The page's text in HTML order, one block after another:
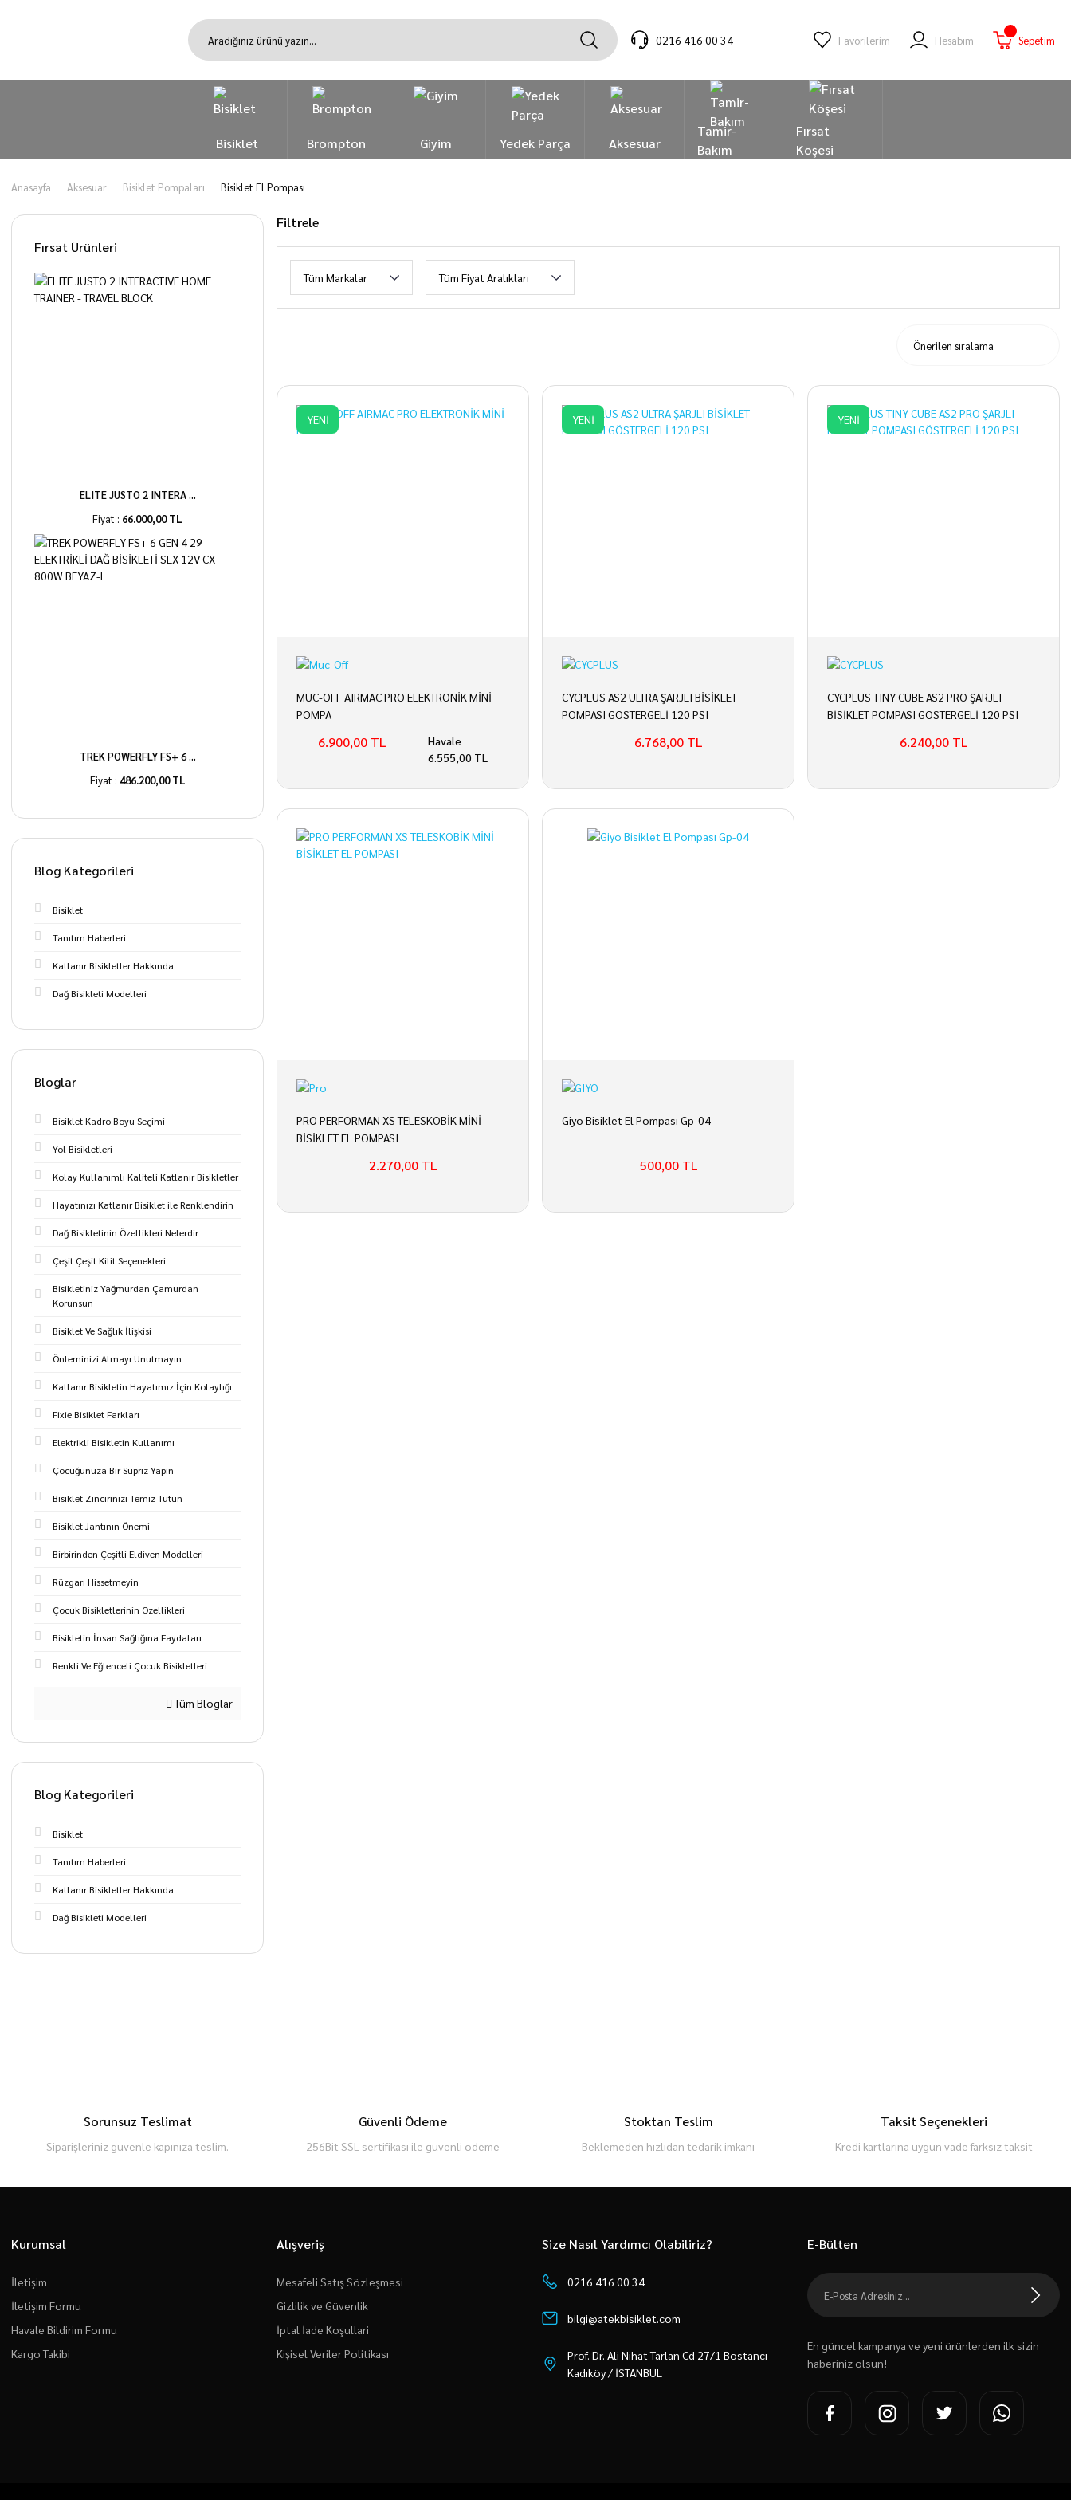
0216 416 00 34 Favorilerim Hesabım Sepetim
Bisiklet Brompton Giyim Yedek Parça Aksesuar
Tamir-
Bakım
Fırsat
Köşesi
Anasayfa Aksesuar Bisiklet Pompaları Bisiklet El Pompası
Fırsat Ürünleri
ELITE JUSTO 2 INTERA ...
Fiyat : 66.000,00 TL
TREK POWERFLY FS+ 6 ...
Fiyat : 486.200,00 TL
Blog Kategorileri
Bisiklet
Tanıtım Haberleri
Katlanır Bisikletler Hakkında
Dağ Bisikleti Modelleri
Bloglar
Bisiklet Kadro Boyu Seçimi
Yol Bisikletleri
Kolay Kullanımlı Kaliteli Katlanır Bisikletler
Hayatınızı Katlanır Bisiklet ile Renklendirin
Dağ Bisikletinin Özellikleri Nelerdir
Çeşit Çeşit Kilit Seçenekleri
Bisikletiniz Yağmurdan Çamurdan
Korunsun
Bisiklet Ve Sağlık İlişkisi
Önleminizi Almayı Unutmayın
Katlanır Bisikletin Hayatımız İçin Kolaylığı
Fixie Bisiklet Farkları
Elektrikli Bisikletin Kullanımı
Çocuğunuza Bir Süpriz Yapın
Bisiklet Zincirinizi Temiz Tutun
Bisiklet Jantının Önemi
Birbirinden Çeşitli Eldiven Modelleri
Rüzgarı Hissetmeyin
Çocuk Bisikletlerinin Özellikleri
Bisikletin İnsan Sağlığına Faydaları
Renkli Ve Eğlenceli Çocuk Bisikletleri
Tüm Bloglar
Blog Kategorileri
Bisiklet
Tanıtım Haberleri
Katlanır Bisikletler Hakkında
Dağ Bisikleti Modelleri
Filtrele
Tüm Markalar Tüm Fiyat Aralıkları
YENİ
MUC-OFF AIRMAC PRO ELEKTRONİK MİNİ
POMPA
6.900,00 TL
Havale
6.555,00 TL
YENİ
CYCPLUS AS2 ULTRA ŞARJLI BİSİKLET
POMPASI GÖSTERGELİ 120 PSI
6.768,00 TL
YENİ
CYCPLUS TINY CUBE AS2 PRO ŞARJLI
BİSİKLET POMPASI GÖSTERGELİ 120 PSI
6.240,00 TL
PRO PERFORMAN XS TELESKOBİK MİNİ
BİSİKLET EL POMPASI
2.270,00 TL
Giyo Bisiklet El Pompası Gp-04
500,00 TL
Sorunsuz Teslimat
Siparişleriniz güvenle kapınıza teslim.
Güvenli Ödeme
256Bit SSL sertifikası ile güvenli ödeme
Stoktan Teslim
Beklemeden hızlıdan tedarik imkanı
Taksit Seçenekleri
Kredi kartlarına uygun vade farksız taksit
Kurumsal
İletişim
İletişim Formu
Havale Bildirim Formu
Kargo Takibi
Alışveriş
Mesafeli Satış Sözleşmesi
Gizlilik ve Güvenlik
İptal İade Koşullari
Kişisel Veriler Politikası
Size Nasıl Yardımcı Olabiliriz?
0216 416 00 34
bilgi@atekbisiklet.com
Prof. Dr. Ali Nihat Tarlan Cd 27/1 Bostancı-
Kadıköy / İSTANBUL
E-Bülten
En güncel kampanya ve yeni ürünlerden ilk sizin
haberiniz olsun!